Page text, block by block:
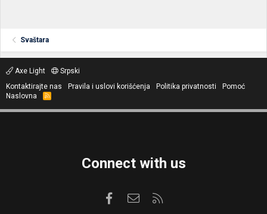
Svaštara
Axe Light
Srpski
Kontaktirajte nas
Pravila i uslovi korišćenja Politika privatnosti
Pomoć
Naslovna
R
S
Connect with us
FacebookKontaktirajte nas